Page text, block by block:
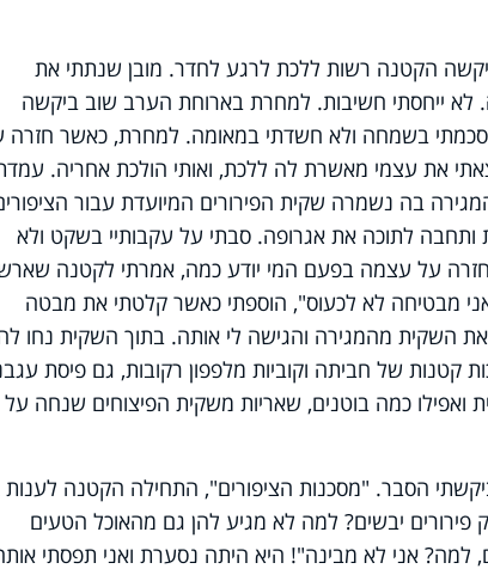
הקטנה רשות ללכת לרגע לחדר. מובן שנתתי את
ייחסתי חשיבות. למחרת בארוחת הערב שוב ביקשה
בשמחה ולא חשדתי במאומה. למחרת, כאשר חזרה
את עצמי מאשרת לה ללכת, ואותי הולכת אחריה.
בה נשמרה שקית הפירורים המיועדת עבור
לתוכה את אגרופה. סבתי על עקבותיי בשקט ולא
על עצמה בפעם המי יודע כמה, אמרתי לקטנה
מבטיחה לא לכעוס", הוספתי כאשר קלטתי את מבטה
השקית מהמגירה והגישה לי אותה. בתוך השקית נחו
של חביתה וקוביות מלפפון רקובות, גם פיסת
ואפילו כמה בוטנים, שאריות משקית הפיצוחים שנחה על
הסבר. "מסכנות הציפורים", התחילה הקטנה לענות
יבשים? למה לא מגיע להן גם מהאוכל הטעים
למה? אני לא מבינה"! היא היתה נסערת ואני תפסתי